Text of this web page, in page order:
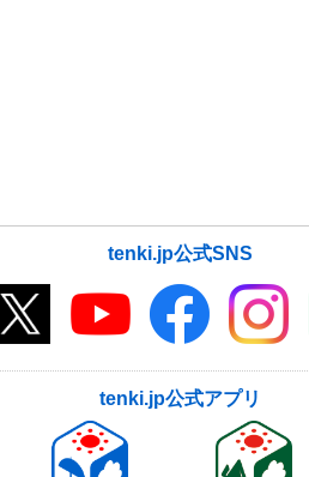
tenki.jp公式SNS
tenki.jp公式アプリ